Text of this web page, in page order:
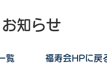
お知らせ
覧 福寿会HPに戻